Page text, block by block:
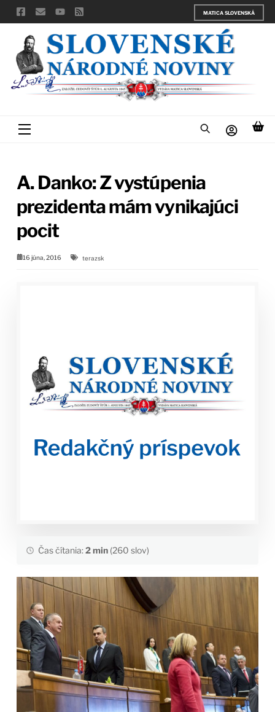
Skip
to
content
MATICA SLOVENSKÁ
Menu
A. Danko: Z vystúpenia
prezidenta mám vynikajúci
pocit
16 júna, 2016 terazsk
Čas čítania:2 min(260 slov)